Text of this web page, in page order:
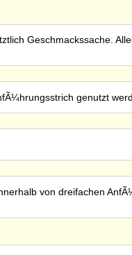
Geschmackssache.
genutzt
von dreifachen